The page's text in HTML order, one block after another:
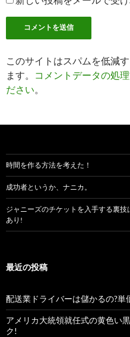
このサイトはスパムを低減
ます。
コメントデータの処
ださい。
時間を作る方法を考えた！
成功者というか、ナニカ。
ジャニーズのチケットを入手する裏
あり!
最近の投稿
配送業ドライバーは儲かるの?単
アメリカ大統領就任式の黄色い
ク!